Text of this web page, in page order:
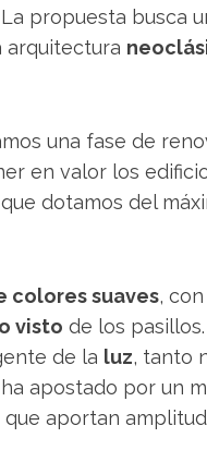
propuesta busca
arquitectura
una fase de
en valor los
dotamos del
colores suaves,
visto de los
de la luz, tanto
apostado por un
aportan